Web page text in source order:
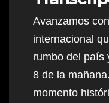
Avanzamos
internacional
rumbo del país
8 de la
momento